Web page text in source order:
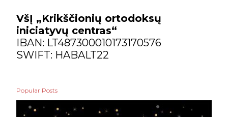
VšĮ „Krikščionių ortodoksų
iniciatyvų centras“
IBAN: LT487300010173170576
SWIFT: HABALT22
Popular Posts